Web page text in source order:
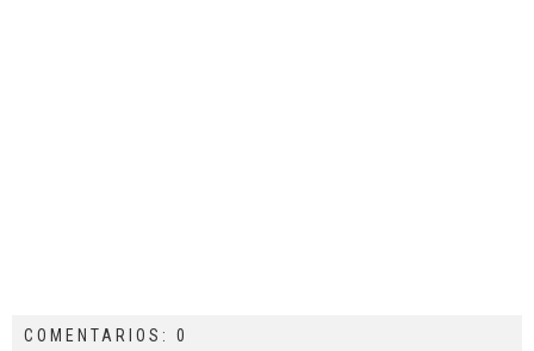
COMENTARIOS: 0